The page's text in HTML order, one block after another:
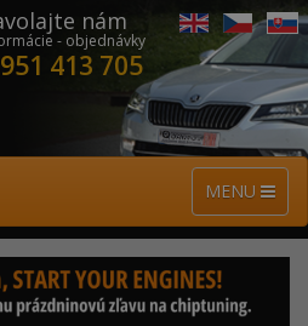
nám
- objednávky
951 413 705
MENU